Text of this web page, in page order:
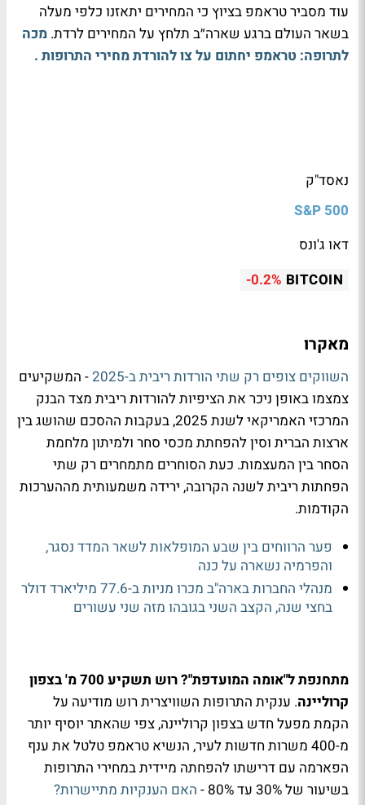
עוד מסביר טראמפ בציוץ כי המחירים יתאזנו כלפי מעלה
בשאר העולם ברגע שארה״ב תלחץ על המחירים לרדת. מכה
לתרופה: טראמפ יחתום על צו להורדת מחירי התרופות .
נאסד"ק
S&P 500
דאו ג'ונס
BITCOIN
-0.2%
מאקרו
השווקים צופים רק שתי הורדות ריבית ב-2025
- המשקיעים
צמצמו באופן ניכר את הציפיות להורדות ריבית מצד הבנק
המרכזי האמריקאי לשנת 2025, בעקבות ההסכם שהושג בין
ארצות הברית וסין להפחתת מכסי סחר ולמיתון מלחמת
הסחר בין המעצמות. כעת הסוחרים מתמחרים רק שתי
הפחתות ריבית לשנה הקרובה, ירידה משמעותית מההערכות
הקודמות.
פער הרווחים בין שבע המופלאות לשאר המדד נסגר,
והפרמיה נשארה על כנה
מנהלי החברות בארה"ב מכרו מניות ב-77.6 מיליארד דולר
בחצי שנה, הקצב השני בגובהו מזה שני עשורים
מתחנפת ל"אומה המועדפת"? רוש תשקיע 700 מ' בצפון
קרוליינה. ענקית התרופות השוויצרית רוש מודיעה על
הקמת מפעל חדש בצפון קרוליינה, צפי שהאתר יוסיף יותר
מ-400 משרות חדשות לעיר, הנשיא טראמפ טלטל את ענף
הפארמה עם דרישתו להפחתה מיידית במחירי התרופות
בשיעור של 30% עד 80% -
האם הענקיות מתיישרות?